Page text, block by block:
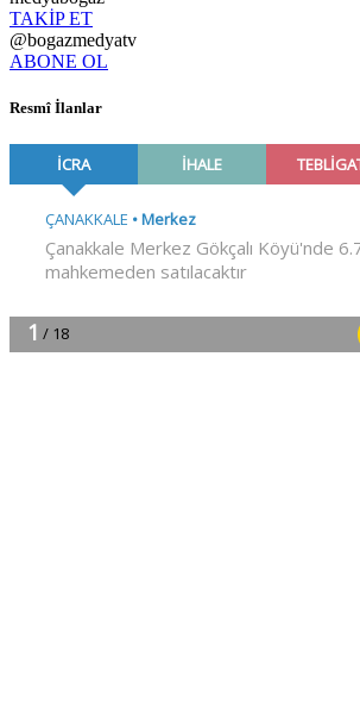
TAKİP ET
@bogazmedyatv
ABONE OL
Resmî İlanlar